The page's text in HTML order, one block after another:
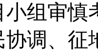
组审慎
调、征